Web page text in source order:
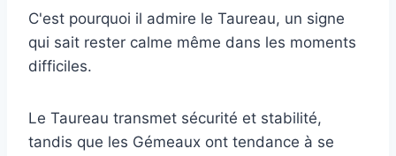
C'est pourquoi il admire le Taureau, un signe
qui sait rester calme même dans les moments
difficiles.
Le Taureau transmet sécurité et stabilité,
tandis que les Gémeaux ont tendance à se